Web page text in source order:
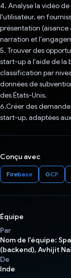
4. Analyse la vidéo
l'utilisateur, en
présentation (aisance
narration et
5. Trouver des
start-up à l'aide de la
classification par
données de
des États-Unis.
6.Créer des
start-up, adaptées
Conçu avec
Firebase GCP
Équipe
Par
Nom de l'équipe:
(backend), Avhijit
De
Inde